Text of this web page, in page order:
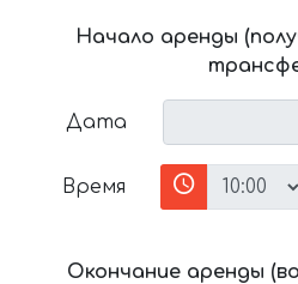
Начало аренды
Дата
Время
Окончание аренды